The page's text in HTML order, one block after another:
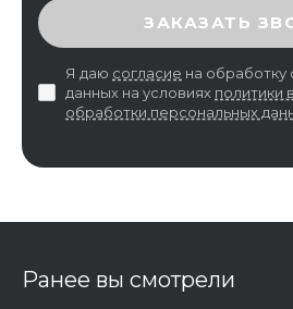
ВВЕДИТЕ ПРОВЕРОЧНЫЙ КОД
ЗАКАЗАТЬ
Я даю согласие на обработку
данных на условиях политики
обработки персональных
Ранее вы смотрели